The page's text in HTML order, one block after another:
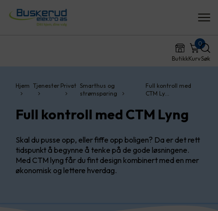
ButikkKurv
0
Søk
Hjem Tjenester Privat Smarthus og
strømsparing
Full kontroll med
CTM Ly…
Full kontroll med CTM Lyng
Skal du pusse opp, eller fiffe opp boligen? Da er det rett
tidspunkt å begynne å tenke på de gode løsningene.
Med CTM lyng får du fint design kombinert med en mer
økonomisk og lettere hverdag.